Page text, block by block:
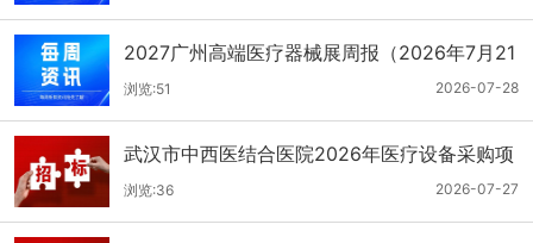
2027广州高端医疗器械展周报（2026年7月21
-27日）
2026-07-28
浏览:51
武汉市中西医结合医院2026年医疗设备采购项
目三十三公开招标公告
2026-07-27
浏览:36